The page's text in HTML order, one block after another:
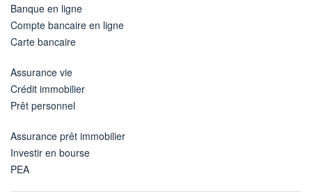
Banque en ligne
Compte bancaire en ligne
Carte bancaire
Assurance vie
Crédit immobilier
Prêt personnel
Assurance prêt immobilier
Investir en bourse
PEA